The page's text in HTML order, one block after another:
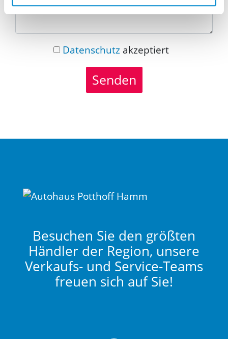
Datenschutzakzeptiert
Senden
Besuchen Sie den größten
Händler der Region, unsere
Verkaufs- und Service-Teams
freuen sich auf Sie!